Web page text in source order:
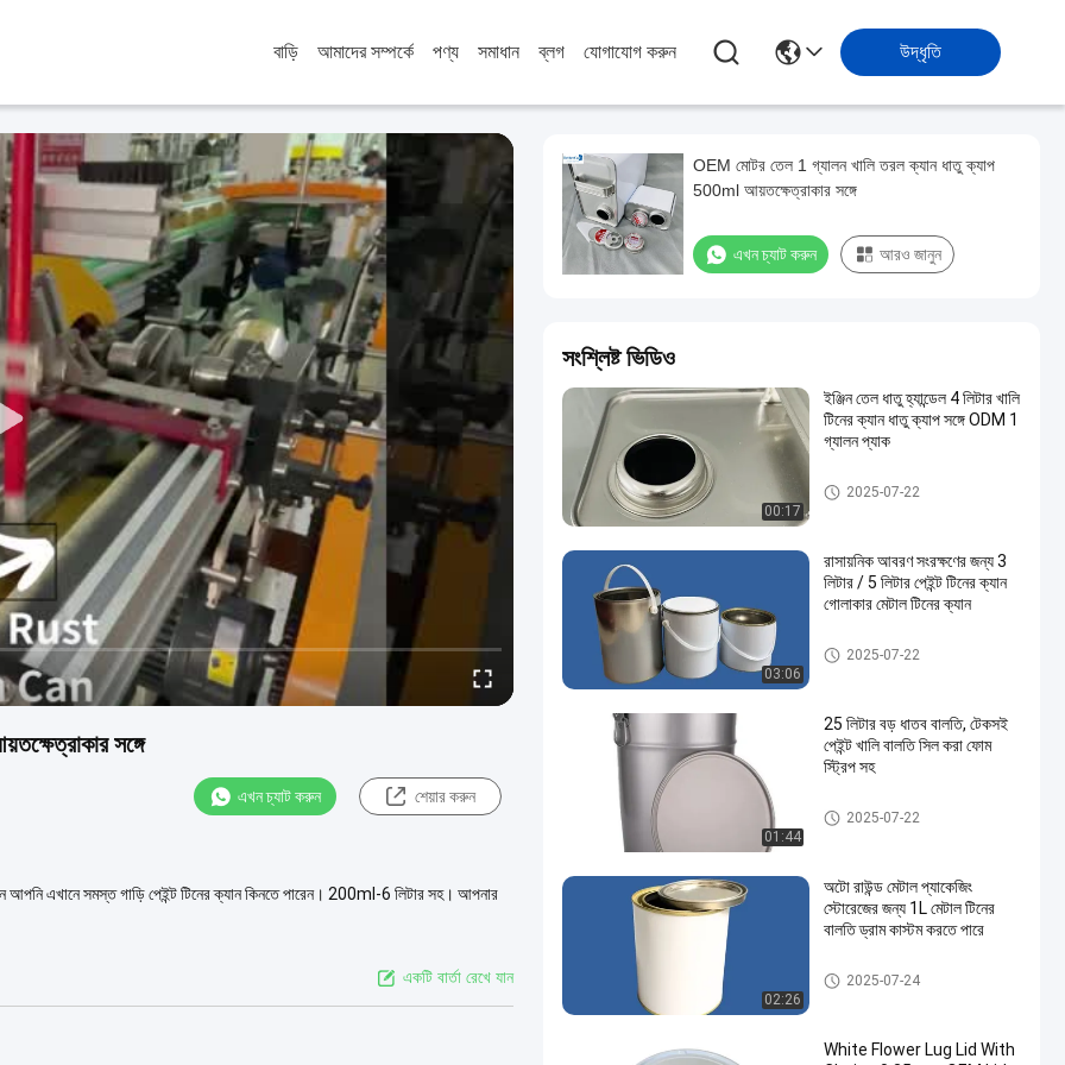
বাড়ি আমাদের সম্পর্কে পণ্য সমাধান ব্লগ যোগাযোগ করুন উদ্ধৃতি
সঙ্গে
এখন চ্যাট করুন শেয়ার করুন
আপনি এখানে সমস্ত গাড়ি পেইন্ট টিনের ক্যান কিনতে পারেন। 200ml-6 লিটার সহ। আপনার
একটি বার্তা রেখে যান
OEM মোটর তেল 1 গ্যালন খালি তরল ক্যান ধাতু ক্যাপ
500ml আয়তক্ষেত্রাকার সঙ্গে
এখন চ্যাট করুন আরও জানুন
সংশ্লিষ্ট ভিডিও
00:17
ইঞ্জিন তেল ধাতু হ্যান্ডেল 4 লিটার খালি
টিনের ক্যান ধাতু ক্যাপ সঙ্গে ODM 1
গ্যালন প্যাক
পেইন্ট টিনের ক্যান
2025-07-22
03:06
রাসায়নিক আবরণ সংরক্ষণের জন্য 3
লিটার / 5 লিটার পেইন্ট টিনের ক্যান
গোলাকার মেটাল টিনের ক্যান
পেইন্ট টিনের ক্যান
2025-07-22
01:44
25 লিটার বড় ধাতব বালতি, টেকসই
পেইন্ট খালি বালতি সিল করা ফোম
স্ট্রিপ সহ
মেটাল পেইন্ট বালতি
2025-07-22
02:26
অটো রাউন্ড মেটাল প্যাকেজিং
স্টোরেজের জন্য 1L মেটাল টিনের
বালতি ড্রাম কাস্টম করতে পারে
গাড়ির পেইন্ট টিন
2025-07-24
White Flower Lug Lid With